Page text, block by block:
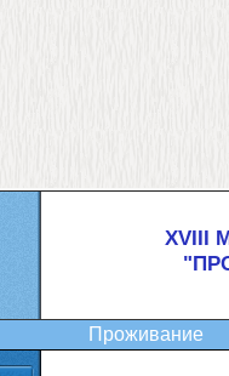
XVIII
Проживание